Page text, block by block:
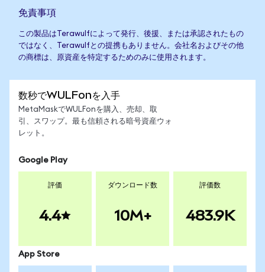
免責事項
この製品はTerawulfによって発行、後援、または承認されたもの
ではなく、Terawulfとの提携もありません。会社名およびその他
の商標は、原資産を特定するためのみに使用されます。
数秒でWULFonを入手
MetaMaskでWULFonを購入、売却、取
引、スワップ。最も信頼される暗号資産ウォ
レット。
Google Play
評価
4.4
ダウンロード数
10M+
評価数
483.9K
App Store